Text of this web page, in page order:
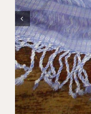
คำถามที่พบบ่อย
ติดต่อเรา